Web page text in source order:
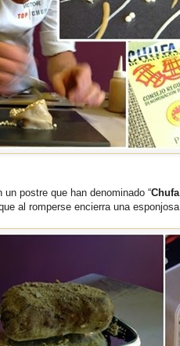
postre que han denominado “
al romperse encierra una